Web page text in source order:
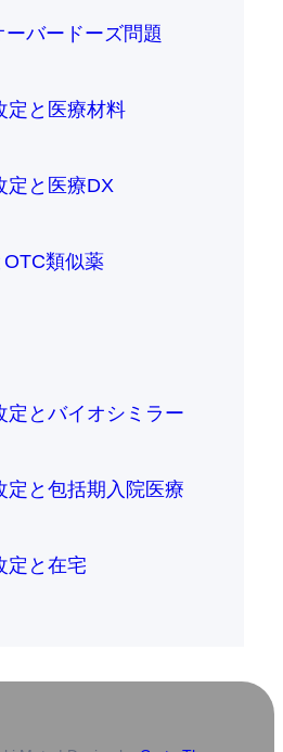
バードーズ問題
定と医療材料
定と医療DX
類似薬
定とバイオシミラー
定と包括期入院医療
定と在宅